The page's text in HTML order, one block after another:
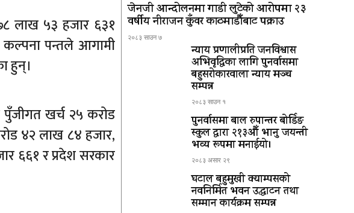
लाख ५३ हजार ६३१
पन्तले आगामी
हुन्।
खर्च २५ करोड
४२ लाख ८४ हजार,
६६१ र प्रदेश सरकार
जेनजी आन्दोलनमा गाडी लुटेको आरोपमा २३
वर्षीय नीराजन कुँवर काठमाडौँबाट पक्राउ
२०८३ साउन ७
न्याय प्रणालीप्रति जनविश्वास
अभिवृद्धिका लागि पुनर्वासमा
बहुसरोकारवाला न्याय मञ्च
सम्पन्न
२०८३ साउन १
पुनर्वासमा बाल रुपान्तर बोर्डिङ
स्कुल द्धारा २१३औँ भानु जयन्ती
भव्य रूपमा मनाईयो।
२०८३ असार २९
घटाल बहुमुखी क्याम्पसको
नवनिर्मित भवन उद्घाटन तथा
सम्मान कार्यक्रम सम्पन्न